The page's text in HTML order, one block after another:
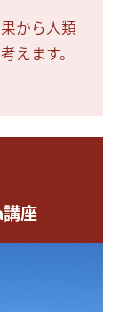
から人類
えます。
座